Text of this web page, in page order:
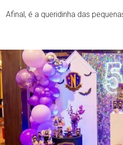
Afinal, é a queridinha das